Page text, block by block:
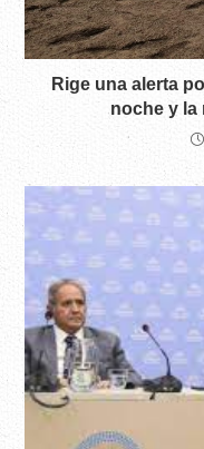
Rige una alerta
noche y la